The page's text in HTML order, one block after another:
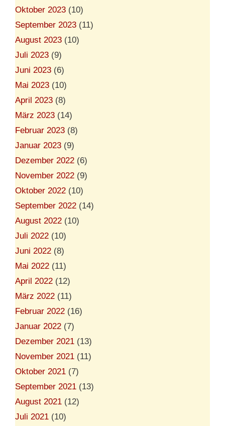
Oktober 2023 (10)
September 2023 (11)
August 2023 (10)
Juli 2023 (9)
Juni 2023 (6)
Mai 2023 (10)
April 2023 (8)
März 2023 (14)
Februar 2023 (8)
Januar 2023 (9)
Dezember 2022 (6)
November 2022 (9)
Oktober 2022 (10)
September 2022 (14)
August 2022 (10)
Juli 2022 (10)
Juni 2022 (8)
Mai 2022 (11)
April 2022 (12)
März 2022 (11)
Februar 2022 (16)
Januar 2022 (7)
Dezember 2021 (13)
November 2021 (11)
Oktober 2021 (7)
September 2021 (13)
August 2021 (12)
Juli 2021 (10)